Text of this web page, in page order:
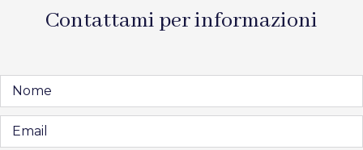
Contattami per informazioni